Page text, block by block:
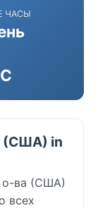
ЧАСЫ
(США) in
о-ва (США)
всех